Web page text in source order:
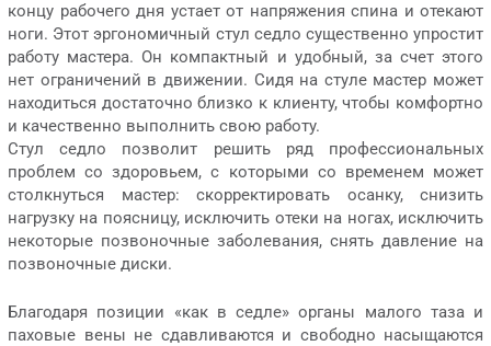
концу рабочего дня устает от напряжения спина и отекают
ноги. Этот эргономичный стул седло существенно упростит
работу мастера. Он компактный и удобный, за счет этого
нет ограничений в движении. Сидя на стуле мастер может
находиться достаточно близко к клиенту, чтобы комфортно
и качественно выполнить свою работу.
Стул седло позволит решить ряд профессиональных
проблем со здоровьем, с которыми со временем может
столкнуться мастер: скорректировать осанку, снизить
нагрузку на поясницу, исключить отеки на ногах, исключить
некоторые позвоночные заболевания, снять давление на
позвоночные диски.
Благодаря позиции «как в седле» органы малого таза и
паховые вены не сдавливаются и свободно насыщаются